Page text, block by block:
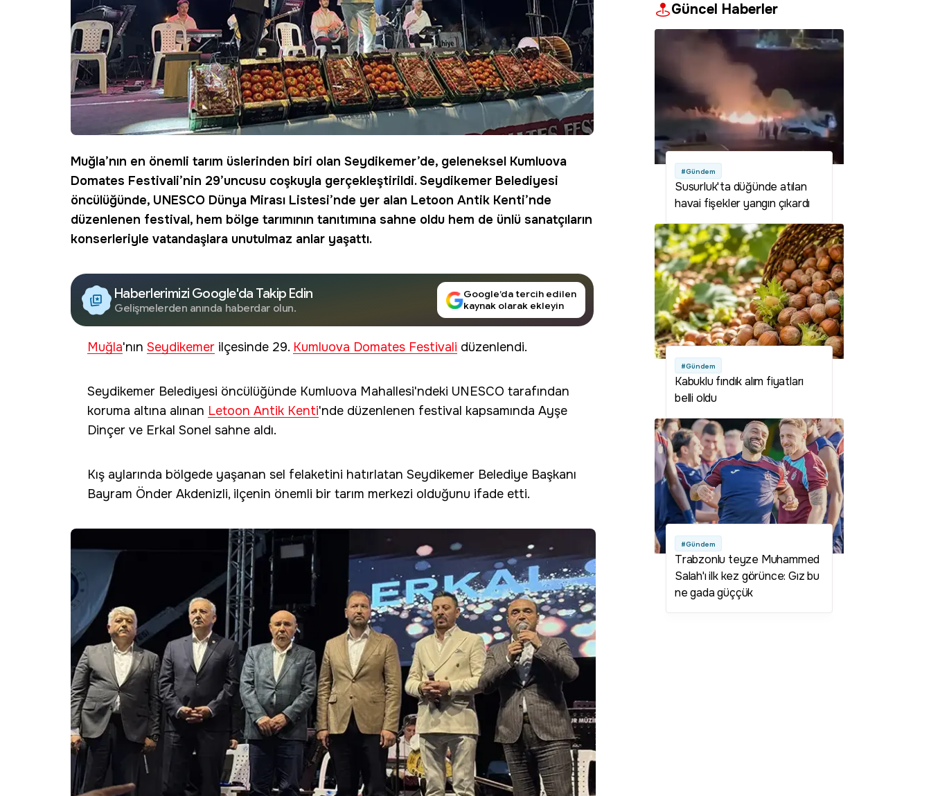
Muğla’nın en önemli tarım üslerinden biri olan Seydikemer’de, geleneksel Kumluova
Domates Festivali’nin 29’uncusu coşkuyla gerçekleştirildi. Seydikemer Belediyesi
öncülüğünde, UNESCO Dünya Mirası Listesi’nde yer alan Letoon Antik Kenti’nde
düzenlenen festival, hem bölge tarımının tanıtımına sahne oldu hem de ünlü sanatçıların
konserleriyle vatandaşlara unutulmaz anlar yaşattı.
Haberlerimizi Google'da Takip Edin
Gelişmelerden anında haberdar olun.
Google’da tercih edilen
kaynak olarak ekleyin
Muğla'nın Seydikemer ilçesinde 29. Kumluova Domates Festivali düzenlendi.
Seydikemer Belediyesi öncülüğünde Kumluova Mahallesi'ndeki UNESCO tarafından
koruma altına alınan Letoon Antik Kenti'nde düzenlenen festival kapsamında Ayşe
Dinçer ve Erkal Sonel sahne aldı.
Kış aylarında bölgede yaşanan sel felaketini hatırlatan Seydikemer Belediye Başkanı
Bayram Önder Akdenizli, ilçenin önemli bir tarım merkezi olduğunu ifade etti.
Güncel Haberler
#Gündem
Susurluk'ta düğünde atılan
havai fişekler yangın çıkardı
#Gündem
Kabuklu fındık alım fiyatları
belli oldu
#Gündem
Trabzonlu teyze Muhammed
Salah'ı ilk kez görünce: Gız bu
ne gada güççük